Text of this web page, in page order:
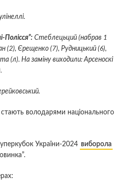
Стеблецьций (набрав 1
(2), Єрещенко (7), Рудницький (6),
(л). На заміну виходили: Арсеноскі
стають володарями національного
України-2024 виборола